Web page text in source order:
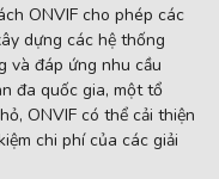
ONVIF cho phép các
dựng các hệ thống
và đáp ứng nhu cầu
đa quốc gia, một tổ
ONVIF có thể cải thiện
chi phí của các giải